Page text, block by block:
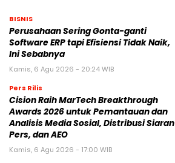
BISNIS
Perusahaan Sering Gonta-ganti
Software ERP tapi Efisiensi Tidak Naik,
Ini Sebabnya
Kamis, 6 Agu 2026 - 20:24 WIB
Pers Rilis
Cision Raih MarTech Breakthrough
Awards 2026 untuk Pemantauan dan
Analisis Media Sosial, Distribusi Siaran
Pers, dan AEO
Kamis, 6 Agu 2026 - 17:00 WIB